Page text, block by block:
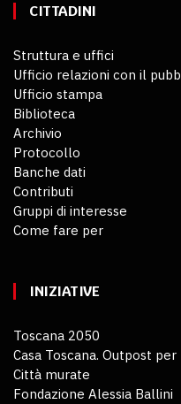
CITTADINI
Struttura e uffici
Ufficio relazioni con il
Ufficio stampa
Biblioteca
Archivio
Protocollo
Banche dati
Contributi
Gruppi di interesse
Come fare per
INIZIATIVE
Toscana 2050
Casa Toscana. Outpost per
Città murate
Fondazione Alessia Ballini